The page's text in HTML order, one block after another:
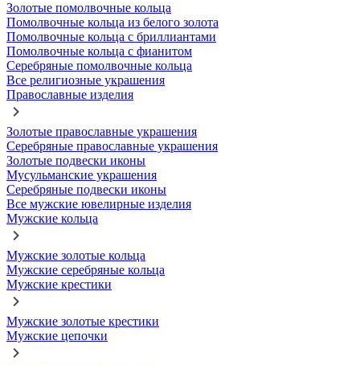
Золотые помолвочные кольца
Помолвочные кольца из белого золота
Помолвочные кольца с бриллиантами
Помолвочные кольца с фианитом
Серебряные помолвочные кольца
Все религиозные украшения
Православные изделия
Золотые православные украшения
Серебряные православные украшения
Золотые подвески иконы
Мусульманские украшения
Серебряные подвески иконы
Все мужские ювелирные изделия
Мужские кольца
Мужские золотые кольца
Мужские серебряные кольца
Мужские крестики
Мужские золотые крестики
Мужские цепочки